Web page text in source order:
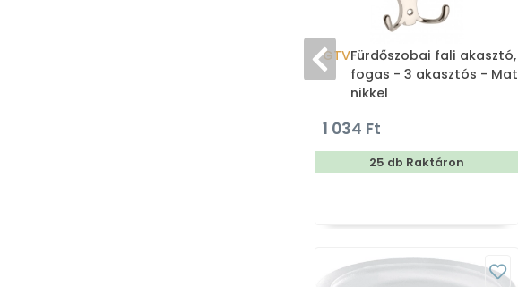
GTVFürdőszobai fali akasztó,
fogas - 3 akasztós - Matt
nikkel
1 034 Ft
25 db Raktáron